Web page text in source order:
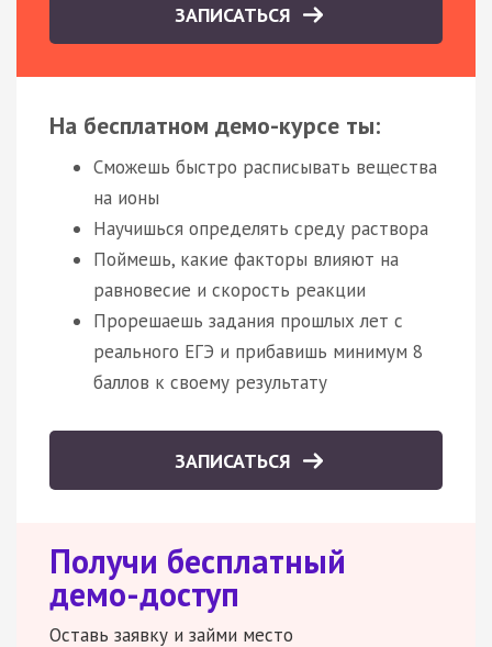
ЗАПИСАТЬСЯ
На бесплатном демо-курсе ты:
Сможешь быстро расписывать вещества
на ионы
Научишься определять среду раствора
Поймешь, какие факторы влияют на
равновесие и скорость реакции
Прорешаешь задания прошлых лет с
реального ЕГЭ и прибавишь минимум 8
баллов к своему результату
ЗАПИСАТЬСЯ
Получи бесплатный
демо-доступ
Оставь заявку и займи место